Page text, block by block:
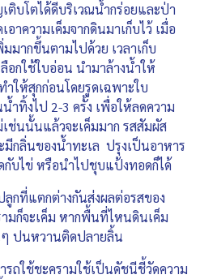
ติบโตได้ดีบริเวณน้ำกร่อยและป่า
าความเค็มจากดินมาเก็บไว้ เมื่อ
มากขึ้นตามไปด้วย เวลาเก็บ
อกใช้ใบอ่อน นำมาล้างน้ำให้
ให้สุกก่อนโดยรูดเฉพาะใบ
ทิ้งไป 2-3 ครั้ง เพื่อให้ลดความ
ช่นนั้นแล้วจะเค็มมาก รสสัมผัส
กลิ่นของน้ำทะเล ปรุงเป็นอาหาร
บไข่ หรือนำไปชุบแป้งทอดก็ได้
กที่แตกต่างกันส่งผลต่อรสของ
มก็จะเค็ม หากพื้นที่ไหนดินเค็ม
ๆ ปนหวานติดปลายลิ้น
รถใช้ชะครามใช้เป็นดัชนีชี้วัดความ